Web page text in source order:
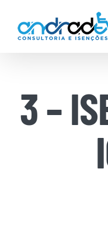
content
3 –